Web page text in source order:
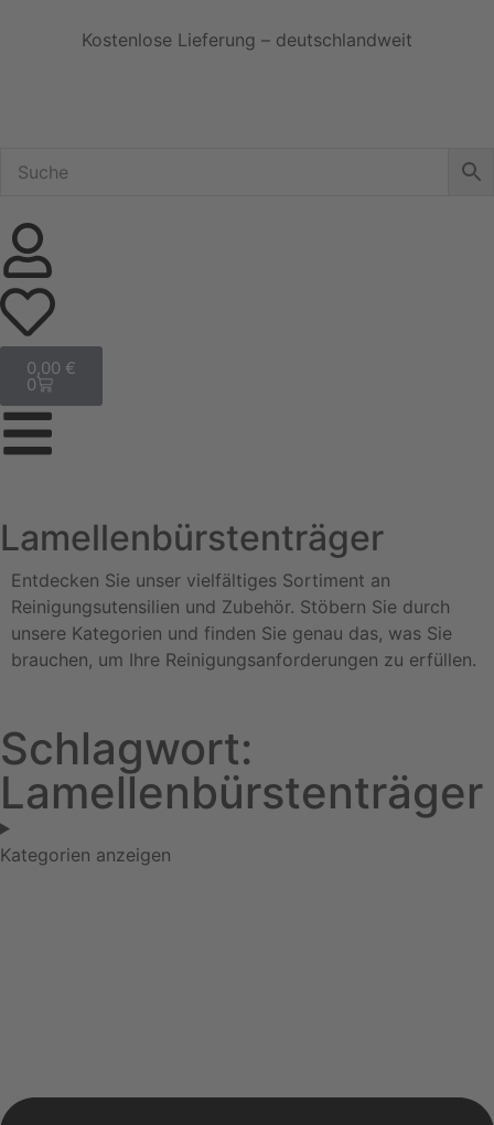
Kostenlose Lieferung – deutschlandweit
0,00 €
0
Lamellenbürstenträger
Entdecken Sie unser vielfältiges Sortiment an
Reinigungsutensilien und Zubehör. Stöbern Sie durch
unsere Kategorien und finden Sie genau das, was Sie
brauchen, um Ihre Reinigungsanforderungen zu erfüllen.
Schlagwort:
Lamellenbürstenträger
Kategorien anzeigen